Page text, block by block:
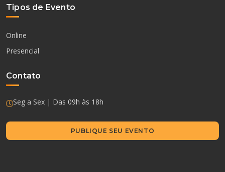
Tipos de Evento
Online
Presencial
Contato
Seg a Sex | Das 09h às 18h
PUBLIQUE SEU EVENTO